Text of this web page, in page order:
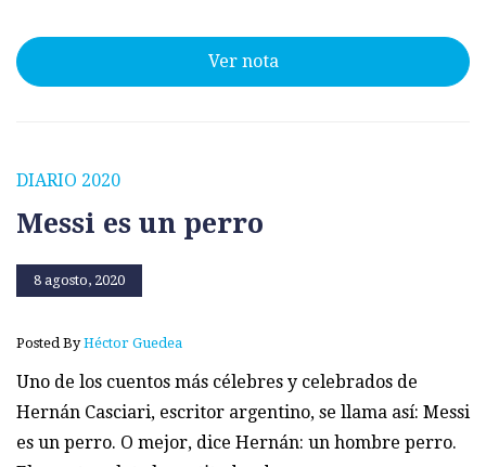
Ver nota
DIARIO 2020
Messi es un perro
8 agosto, 2020
Posted ByHéctor Guedea
Uno de los cuentos más célebres y celebrados de
Hernán Casciari, escritor argentino, se llama así: Messi
es un perro. O mejor, dice Hernán: un hombre perro.